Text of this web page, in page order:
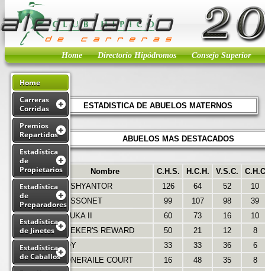
Consejo Superior
Directorio Hipódromos
Home
Home
Carreras
Corridas
Premios
Repartidos
Estadística
de
Propietarios
Estadística
de
Preparadores
Estadística
de Jinetes
Estadística
de Caballos
ESTADISTICA DE ABUELOS MATERNOS
ABUELOS MAS DESTACADOS
Nombre C.H.S. H.C.H. V.S.C.
C.H.C
DUSHYANTOR
126 64 52
10
HUSSONET
99 107 98
39
STUKA II
60 73 16
10
SEEKER'S REWARD
50 21 12
8
ROY
33 33 36
6
DONERAILE COURT
16 48 35
8